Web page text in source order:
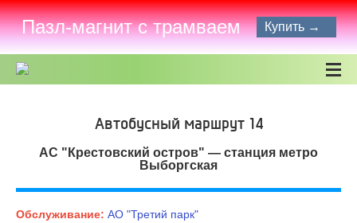
Пазл-магнит с трамваем Купить →
Автобусный маршрут 14
АС "Крестовский остров" — станция метро
Выборгская
Обслуживание: АО "Третий парк"